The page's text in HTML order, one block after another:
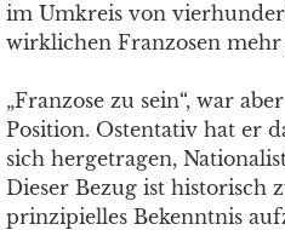
im Umkreis von
wirklichen Franzosen mehr
„Franzose zu sein“, war
Position. Ostentativ hat er
sich hergetragen,
Dieser Bezug ist historisch
prinzipielles Bekenntnis